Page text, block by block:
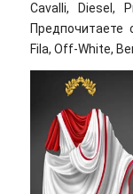
Cavalli, Diesel,
Предпочитаете
Fila, Off-White,